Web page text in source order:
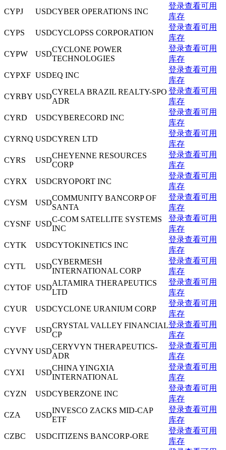
CYPJ
USDCYBER OPERATIONS INC
登录查看可用
库存
CYPS
USDCYCLOPSS CORPORATION
登录查看可用
库存
CYPW
USD
CYCLONE POWER
TECHNOLOGIES
登录查看可用
库存
CYPXF USDEQ INC
登录查看可用
库存
CYRBY USD
CYRELA BRAZIL REALTY-SPO
ADR
登录查看可用
库存
CYRD
USDCYBERECORD INC
登录查看可用
库存
CYRNQ USDCYREN LTD
登录查看可用
库存
CYRS
USD
CHEYENNE RESOURCES
CORP
登录查看可用
库存
CYRX
USDCRYOPORT INC
登录查看可用
库存
CYSM
USD
COMMUNITY BANCORP OF
SANTA
登录查看可用
库存
CYSNF USD
C-COM SATELLITE SYSTEMS
INC
登录查看可用
库存
CYTK
USDCYTOKINETICS INC
登录查看可用
库存
CYTL
USD
CYBERMESH
INTERNATIONAL CORP
登录查看可用
库存
CYTOF USD
ALTAMIRA THERAPEUTICS
LTD
登录查看可用
库存
CYUR
USDCYCLONE URANIUM CORP
登录查看可用
库存
CYVF
USD
CRYSTAL VALLEY FINANCIAL
CP
登录查看可用
库存
CYVNY USD
CERYVYN THERAPEUTICS-
ADR
登录查看可用
库存
CYXI
USD
CHINA YINGXIA
INTERNATIONAL
登录查看可用
库存
CYZN
USDCYBERZONE INC
登录查看可用
库存
CZA
USD
INVESCO ZACKS MID-CAP
ETF
登录查看可用
库存
CZBC
USDCITIZENS BANCORP-ORE
登录查看可用
库存